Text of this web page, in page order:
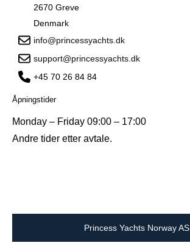
2670 Greve
Denmark
info@princessyachts.dk
support@princessyachts.dk
+45 70 26 84 84
Åpningstider
Monday – Friday 09:00 – 17:00
Andre tider etter avtale.
Princess Yachts Norway AS